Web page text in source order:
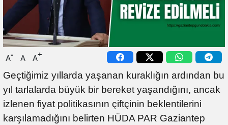
A- A A+
Geçtiğimiz yıllarda yaşanan kuraklığın ardından bu
yıl tarlalarda büyük bir bereket yaşandığını, ancak
izlenen fiyat politikasının çiftçinin beklentilerini
karşılamadığını belirten HÜDA PAR Gaziantep